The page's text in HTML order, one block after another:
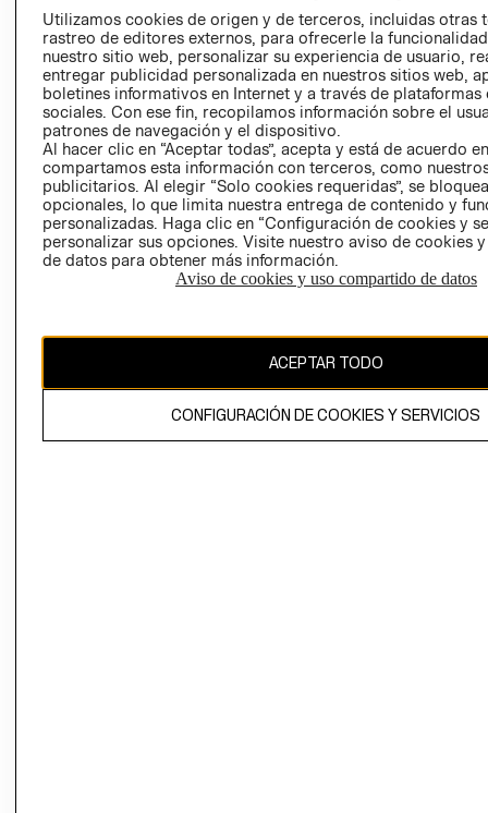
AVISO DE
PRIVACIDAD
GIFT CARD
AVISO DE
El contenido de esta página web está protegido por copyright y es
propiedad de H&M Hennes & Mauritz AB.
Utilizamos cookies de origen y de terceros, incluidas otras
rastreo de editores externos, para ofrecerle la
nuestro sitio web, personalizar su experiencia de usuario,
entregar publicidad personalizada en nuestros sitios web,
boletines informativos en Internet y a través de plataformas
sociales. Con ese fin, recopilamos información sobre el
patrones de navegación y el dispositivo.
Al hacer clic en “Aceptar todas”, acepta y está de acuerdo
compartamos esta información con terceros, como
publicitarios. Al elegir “Solo cookies requeridas”, se
opcionales, lo que limita nuestra entrega de contenido y
personalizadas. Haga clic en “Configuración de cookies y
personalizar sus opciones. Visite nuestro aviso de cookies
de datos para obtener más información.
Aviso de cookies y uso compartido de datos
ACEPTAR TODO
CONFIGURACIÓN DE COOKIES Y SERVICIOS